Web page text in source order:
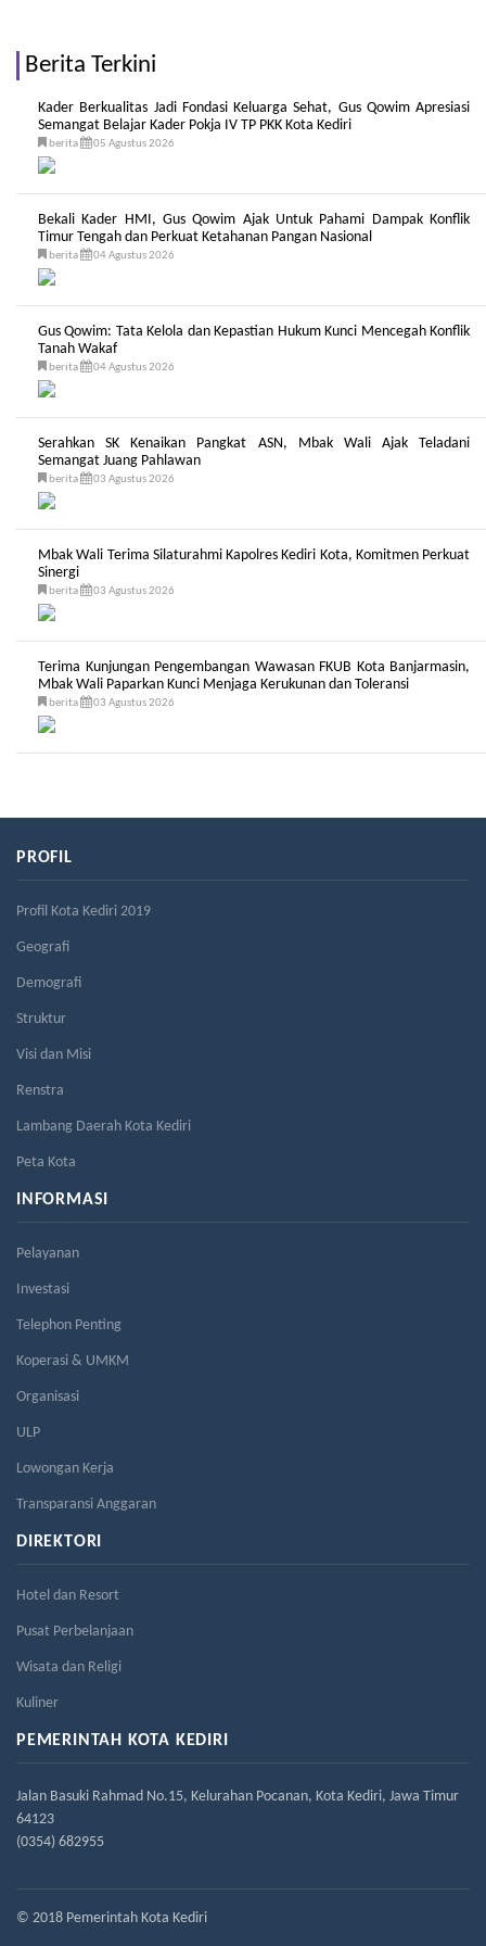
Berita Terkini
Kader Berkualitas Jadi Fondasi Keluarga Sehat, Gus Qowim Apresiasi
Semangat Belajar Kader Pokja IV TP PKK Kota Kediri
berita 05 Agustus 2026
Bekali Kader HMI, Gus Qowim Ajak Untuk Pahami Dampak Konflik
Timur Tengah dan Perkuat Ketahanan Pangan Nasional
berita 04 Agustus 2026
Gus Qowim: Tata Kelola dan Kepastian Hukum Kunci Mencegah Konflik
Tanah Wakaf
berita 04 Agustus 2026
Serahkan SK Kenaikan Pangkat ASN, Mbak Wali Ajak Teladani
Semangat Juang Pahlawan
berita 03 Agustus 2026
Mbak Wali Terima Silaturahmi Kapolres Kediri Kota, Komitmen Perkuat
Sinergi
berita 03 Agustus 2026
Terima Kunjungan Pengembangan Wawasan FKUB Kota Banjarmasin,
Mbak Wali Paparkan Kunci Menjaga Kerukunan dan Toleransi
berita 03 Agustus 2026
PROFIL
Profil Kota Kediri 2019
Geografi
Demografi
Struktur
Visi dan Misi
Renstra
Lambang Daerah Kota Kediri
Peta Kota
INFORMASI
Pelayanan
Investasi
Telephon Penting
Koperasi & UMKM
Organisasi
ULP
Lowongan Kerja
Transparansi Anggaran
DIREKTORI
Hotel dan Resort
Pusat Perbelanjaan
Wisata dan Religi
Kuliner
PEMERINTAH KOTA KEDIRI
Jalan Basuki Rahmad No.15, Kelurahan Pocanan, Kota Kediri, Jawa Timur
64123
(0354) 682955
© 2018 Pemerintah Kota Kediri